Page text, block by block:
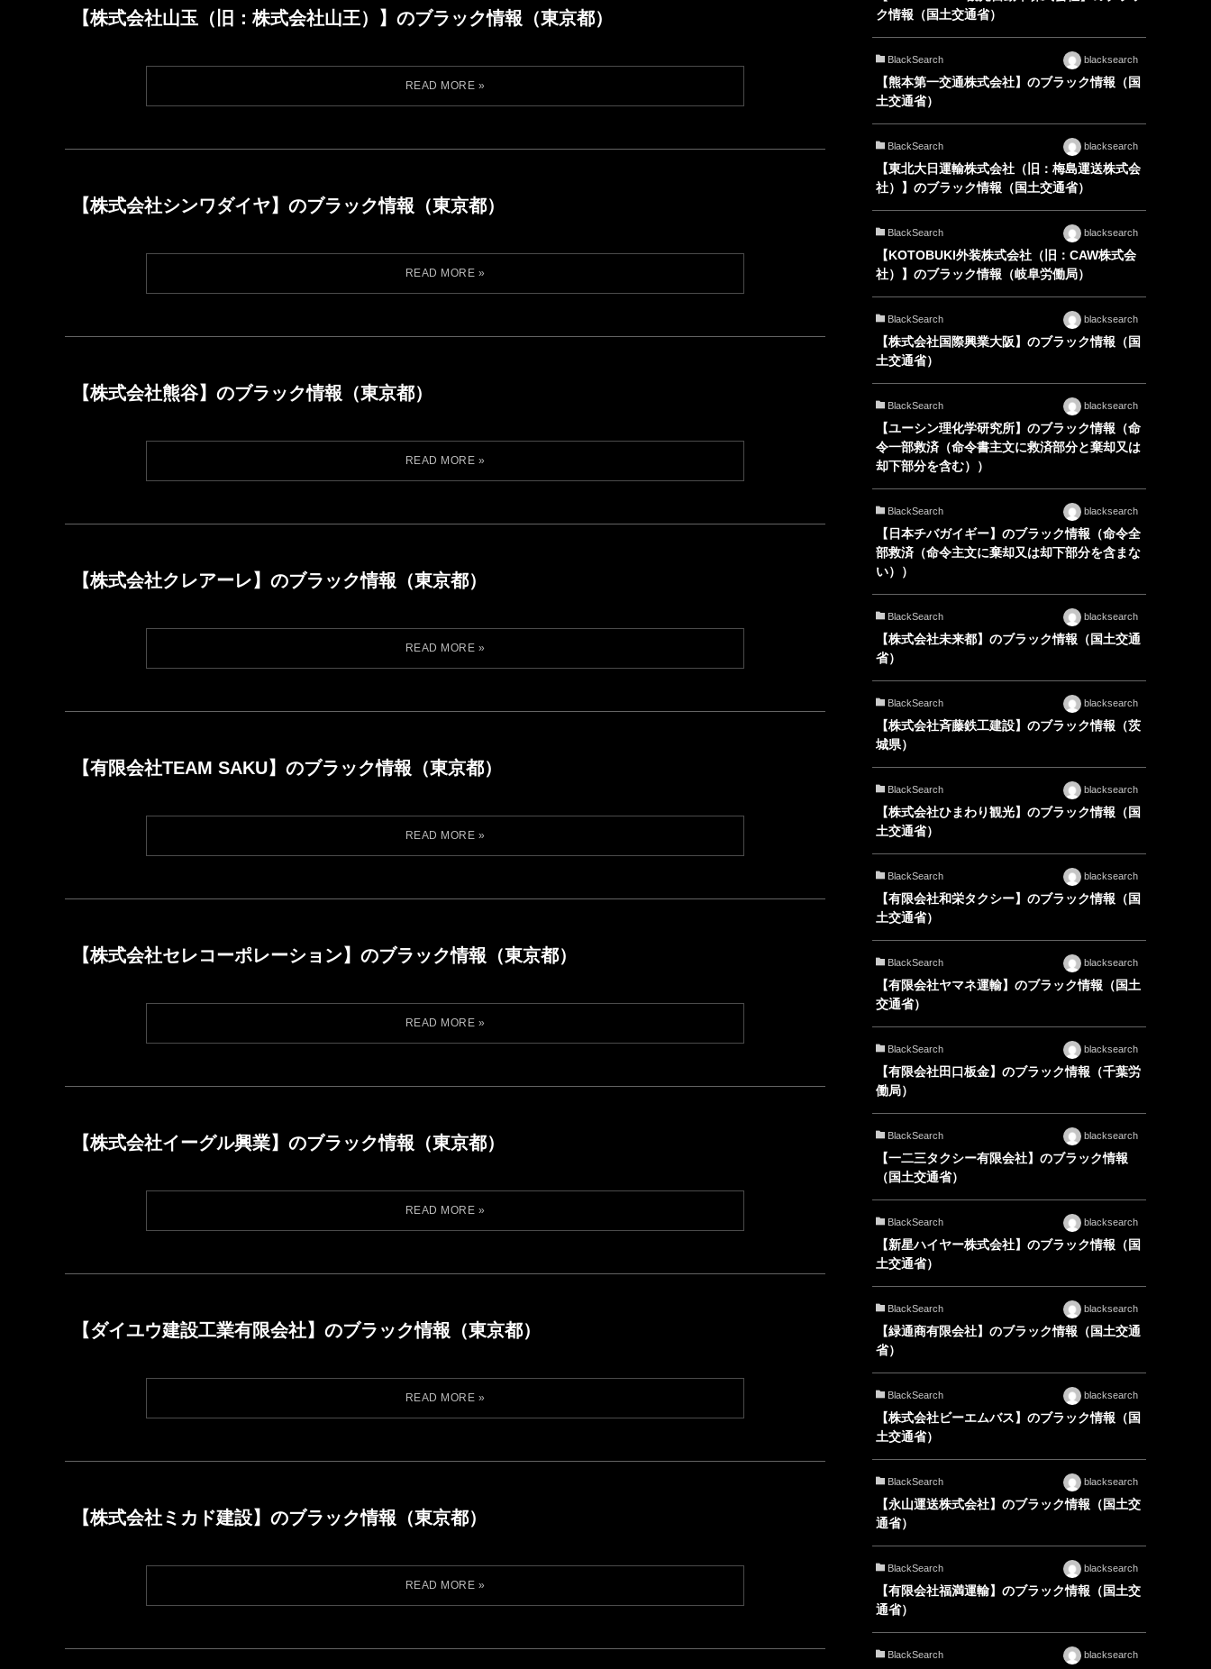
【株式会社山玉（旧：株式会社山王）】のブラック情報（東京都）
【株式会社シンワダイヤ】のブラック情報（東京都）
【株式会社熊谷】のブラック情報（東京都）
【株式会社クレアーレ】のブラック情報（東京都）
【有限会社TEAM SAKU】のブラック情報（東京都）
【株式会社セレコーポレーション】のブラック情報（東京都）
【株式会社イーグル興業】のブラック情報（東京都）
【ダイユウ建設工業有限会社】のブラック情報（東京都）
【株式会社ミカド建設】のブラック情報（東京都）
ク情報（国土交通省）
BlackSearch blacksearch
【熊本第一交通株式会社】のブラック情報（国
土交通省）
BlackSearch blacksearch
【東北大日運輸株式会社（旧：梅島運送株式会
社）】のブラック情報（国土交通省）
BlackSearch blacksearch
【KOTOBUKI外装株式会社（旧：CAW株式会
社）】のブラック情報（岐阜労働局）
BlackSearch blacksearch
【株式会社国際興業大阪】のブラック情報（国
土交通省）
BlackSearch blacksearch
【ユーシン理化学研究所】のブラック情報（命
令一部救済（命令書主文に救済部分と棄却又は
却下部分を含む））
BlackSearch blacksearch
【日本チバガイギー】のブラック情報（命令全
部救済（命令主文に棄却又は却下部分を含まな
い））
BlackSearch blacksearch
【株式会社未来都】のブラック情報（国土交通
省）
BlackSearch blacksearch
【株式会社斉藤鉄工建設】のブラック情報（茨
城県）
BlackSearch blacksearch
【株式会社ひまわり観光】のブラック情報（国
土交通省）
BlackSearch blacksearch
【有限会社和栄タクシー】のブラック情報（国
土交通省）
BlackSearch blacksearch
【有限会社ヤマネ運輸】のブラック情報（国土
交通省）
BlackSearch blacksearch
【有限会社田口板金】のブラック情報（千葉労
働局）
BlackSearch blacksearch
【一二三タクシー有限会社】のブラック情報
（国土交通省）
BlackSearch blacksearch
【新星ハイヤー株式会社】のブラック情報（国
土交通省）
BlackSearch blacksearch
【緑通商有限会社】のブラック情報（国土交通
省）
BlackSearch blacksearch
【株式会社ビーエムバス】のブラック情報（国
土交通省）
BlackSearch blacksearch
【永山運送株式会社】のブラック情報（国土交
通省）
BlackSearch blacksearch
【有限会社福満運輸】のブラック情報（国土交
通省）
BlackSearch blacksearch